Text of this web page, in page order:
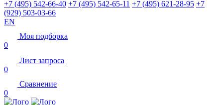
+7 (495) 542-66-40 +7 (495) 542-65-11 +7 (495) 621-28-95 +7
(929) 503-03-66
EN
Моя подборка
0
Лист запроса
0
Сравнение
0